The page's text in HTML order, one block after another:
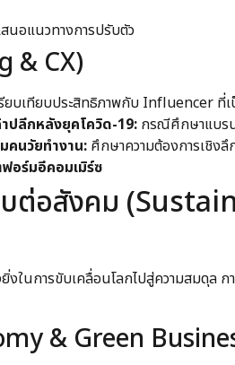
นอแนวทางการปรับตัว
& CX)
ยบเทียบประสิทธิภาพกับ Influencer ที่
ปลีกหลังยุคโควิด-19: กรณีศึกษาแบรน
คนวัยทำงาน: ศึกษาความต้องการเชิ
อร์มอีคอมเมิร์ซ
บต่อสังคม
นการขับเคลื่อนโลกไปสู่ความสมดุล
& Green